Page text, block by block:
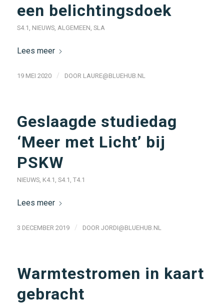
een belichtingsdoek
S4.1 , NIEUWS, ALGEMEEN, SLA
Lees meer
19 MEI 2020 / DOOR LAURE@BLUEHUB.NL
Geslaagde studiedag
‘Meer met Licht’ bij
PSKW
NIEUWS, K4.1 , S4.1 , T4.1
Lees meer
3 DECEMBER 2019 / DOOR JORDI@BLUEHUB.NL
Warmtestromen in kaart
gebracht